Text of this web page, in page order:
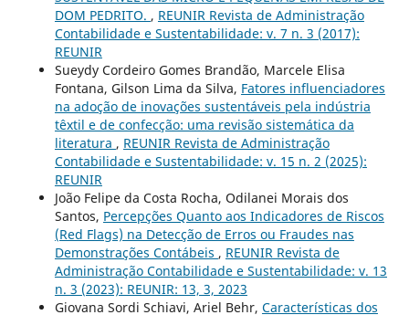
DOM PEDRITO. , REUNIR Revista de Administração
Contabilidade e Sustentabilidade: v. 7 n. 3 (2017):
REUNIR
Sueydy Cordeiro Gomes Brandão, Marcele Elisa
Fontana, Gilson Lima da Silva, Fatores influenciadores
na adoção de inovações sustentáveis pela indústria
têxtil e de confecção: uma revisão sistemática da
literatura , REUNIR Revista de Administração
Contabilidade e Sustentabilidade: v. 15 n. 2 (2025):
REUNIR
João Felipe da Costa Rocha, Odilanei Morais dos
Santos, Percepções Quanto aos Indicadores de Riscos
(Red Flags) na Detecção de Erros ou Fraudes nas
Demonstrações Contábeis , REUNIR Revista de
Administração Contabilidade e Sustentabilidade: v. 13
n. 3 (2023): REUNIR: 13, 3, 2023
Giovana Sordi Schiavi, Ariel Behr, Características dos